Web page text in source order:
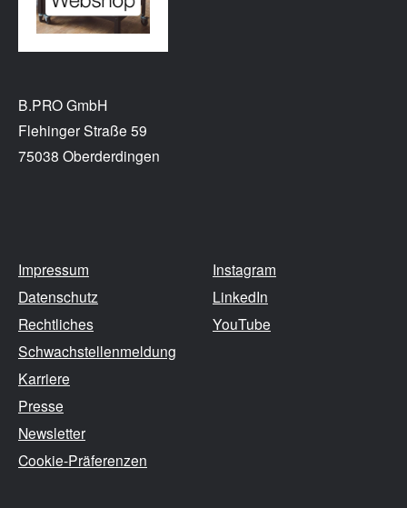
B.PRO GmbH
Flehinger Straße 59
75038 Oberderdingen
Impressum
Datenschutz
Rechtliches
Schwachstellenmeldung
Karriere
Presse
Newsletter
Cookie-Präferenzen
Instagram
LinkedIn
YouTube